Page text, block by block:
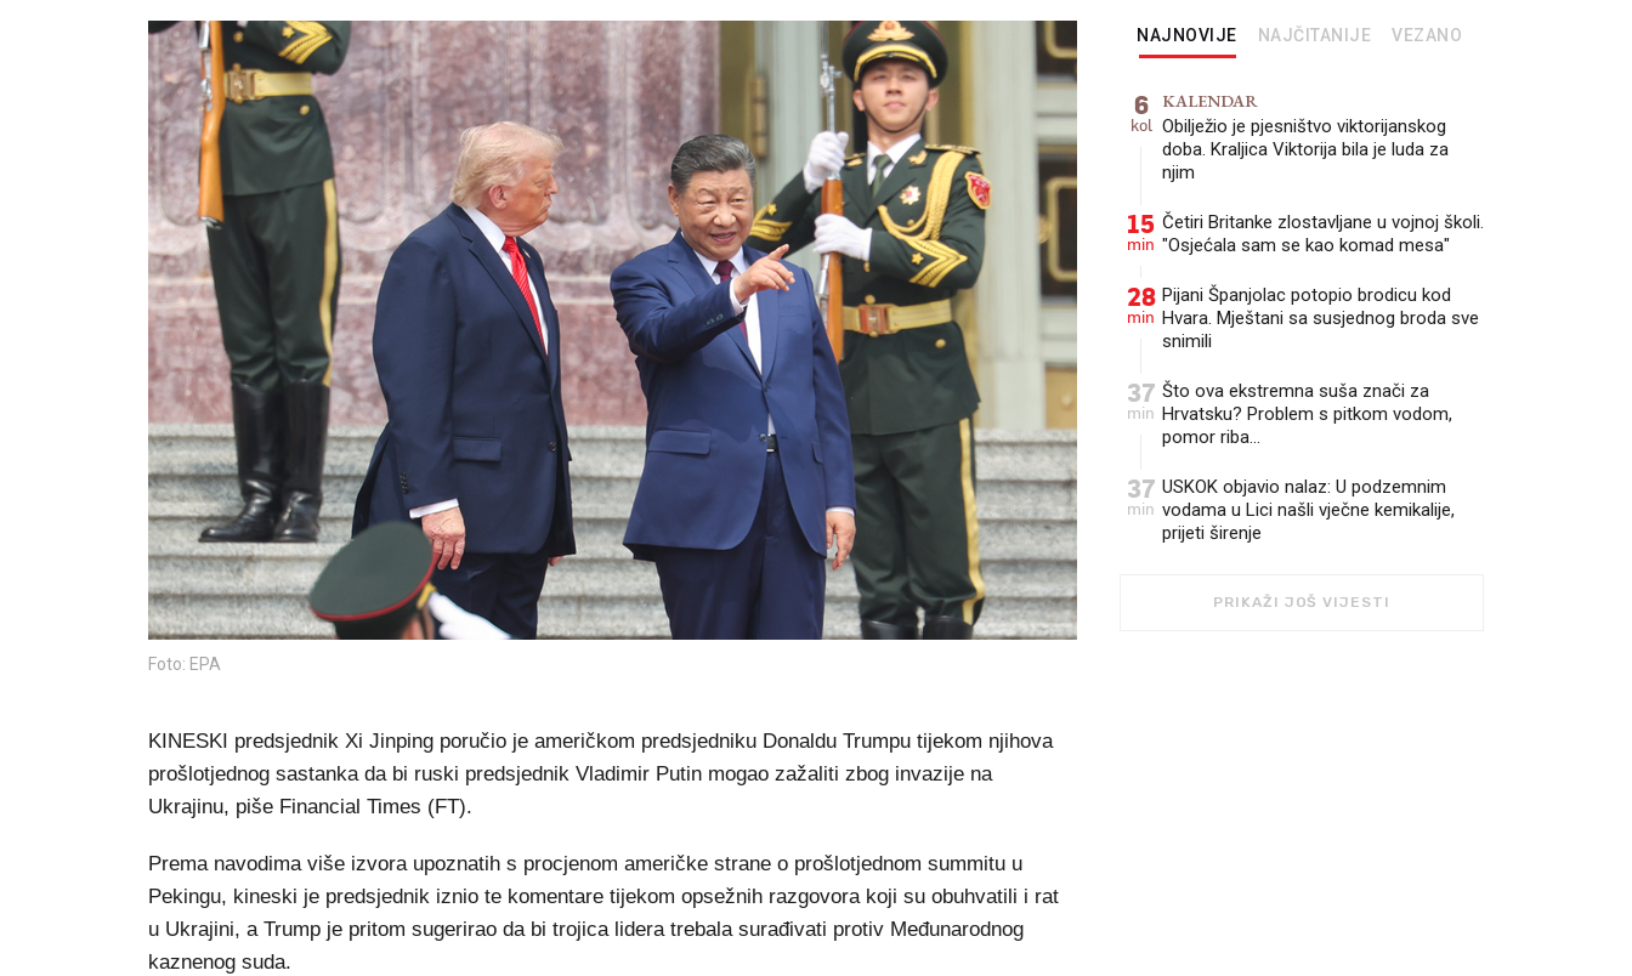
Foto: EPA
KINESKI predsjednik Xi Jinping poručio je američkom predsjedniku Donaldu Trumpu tijekom njihova
prošlotjednog sastanka da bi ruski predsjednik Vladimir Putin mogao zažaliti zbog invazije na
Ukrajinu, piše Financial Times (FT).
Prema navodima više izvora upoznatih s procjenom američke strane o prošlotjednom summitu u
Pekingu, kineski je predsjednik iznio te komentare tijekom opsežnih razgovora koji su obuhvatili i rat
u Ukrajini, a Trump je pritom sugerirao da bi trojica lidera trebala surađivati protiv Međunarodnog
kaznenog suda.
NAJNOVIJE NAJČITANIJE VEZANO
6
kol
KALENDAR
Obilježio je pjesništvo viktorijanskog
doba. Kraljica Viktorija bila je luda za
njim
15
min
Četiri Britanke zlostavljane u vojnoj školi.
"Osjećala sam se kao komad mesa"
28
min
Pijani Španjolac potopio brodicu kod
Hvara. Mještani sa susjednog broda sve
snimili
37
min
Što ova ekstremna suša znači za
Hrvatsku? Problem s pitkom vodom,
pomor riba...
37
min
USKOK objavio nalaz: U podzemnim
vodama u Lici našli vječne kemikalije,
prijeti širenje
PRIKAŽI JOŠ VIJESTI